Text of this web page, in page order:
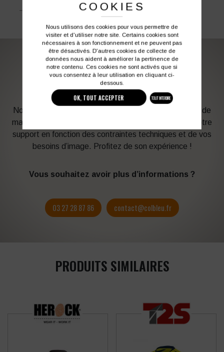
Protection des genoux
PERSONNALISATION DE VOS VÊTEMENTS DE
TRAVAIL
Notre graphiste connait les produits et les techniques de
marquage. Elle sera à votre service afin d’optimiser votre
support en fonction des contraintes techniques et de vos
besoins d’image. Profitez de son expérience !
Vous souhaitez avoir plus d’informations ?
03 27 28 87 86 contact@colbleu.fr
PRODUITS SIMILAIRES
COOKIES
Nous utilisons des cookies pour vous permettre de
visiter et d'utiliser notre site. Certains cookies sont
nécessaires à son fonctionnement et ne peuvent pas
être désactivés. D'autres cookies de collecte de
données nous aident à améliorer la pertinence de
notre contenu. Ces cookies ne sont activés que si
vous consentez à leur utilisation en cliquant ci-
dessous.
OK, TOUT ACCEPTER TOUT INTERDIRE